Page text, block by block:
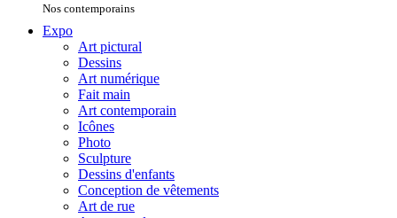
Nos contemporains
Expo
Art pictural
Dessins
Art numérique
Fait main
Art contemporain
Icônes
Photo
Sculpture
Dessins d'enfants
Conception de vêtements
Art de rue